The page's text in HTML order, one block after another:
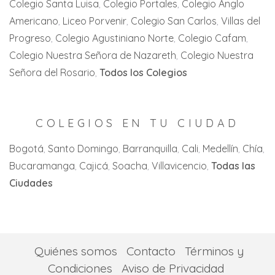
Zaragoza
Zipaquirá
Cartago
Jamundi
La Florida
La Victoria
Palmira
San Pedro
Colegio Santa Luisa Colegio Portales Colegio Anglo
Americano Liceo Porvenir Colegio San Carlos Villas del
Progreso Colegio Agustiniano Norte Colegio Cafam
Colegio Nuestra Señora de Nazareth Colegio Nuestra
Señora del Rosario Todos los Colegios
COLEGIOS EN TU CIUDAD
Bogotá Santo Domingo Barranquilla Cali Medellín Chía
Bucaramanga Cajicá Soacha Villavicencio Todas las
Ciudades
Quiénes somos Contacto
Términos y
Condiciones
Aviso de Privacidad